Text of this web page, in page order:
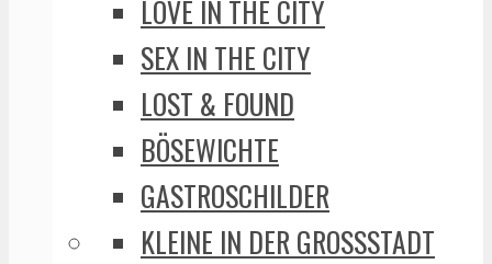
LOVE IN THE CITY
SEX IN THE CITY
LOST & FOUND
BÖSEWICHTE
GASTROSCHILDER
KLEINE IN DER GROSSSTADT